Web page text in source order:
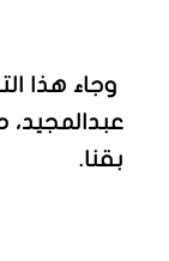
وجاء هذا
عبدالمجيد،
بقنا.